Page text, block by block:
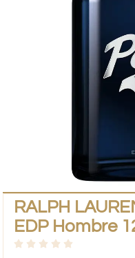
RALPH
EDP Hombre